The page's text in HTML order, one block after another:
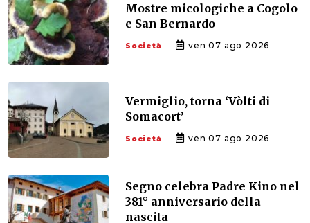
Mostre micologiche a Cogolo
e San Bernardo
Società ven 07 ago 2026
Vermiglio, torna ‘Vòlti di
Somacort’
Società ven 07 ago 2026
Segno celebra Padre Kino nel
381° anniversario della
nascita